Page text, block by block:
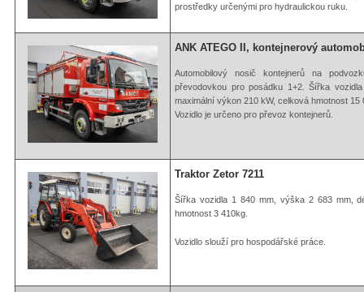
prostředky určenými pro hydraulickou ruku.
ANK ATEGO II, kontejnerový
Automobilový nosič kontejnerů na
převodovkou pro posádku 1+2. Šířka
maximální výkon 210 kW, celková hmotnost 15
Vozidlo je určeno pro převoz kontejnerů.
Traktor Zetor 7211
Šířka vozidla 1 840 mm, výška 2 683 mm,
hmotnost 3 410kg.
Vozidlo slouží pro hospodářské práce.